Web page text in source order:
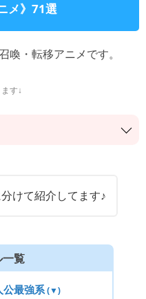
メ》71選
喚・転移アニメです。
す↓
けて紹介してます♪
一覧
公最強系(▼)